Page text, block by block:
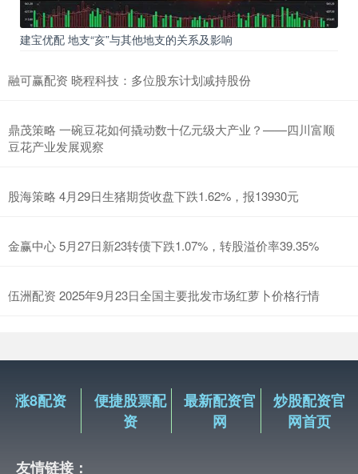
建宝优配 地支“亥”与其他地支的关系及影响
融可赢配资 晓程科技：多位股东计划减持股份
鼎茂策略 一碗豆花如何撬动数十亿元级大产业？——四川富顺
豆花产业发展观察
股海策略 4月29日生猪期货收盘下跌1.62%，报13930元
金赢中心 5月27日新23转债下跌1.07%，转股溢价率39.35%
伍洲配资 2025年9月23日全国主要批发市场红萝卜价格行情
涨8配资
便捷股票配
资
最新配资官
网
炒股配资官
网首页
友情链接：